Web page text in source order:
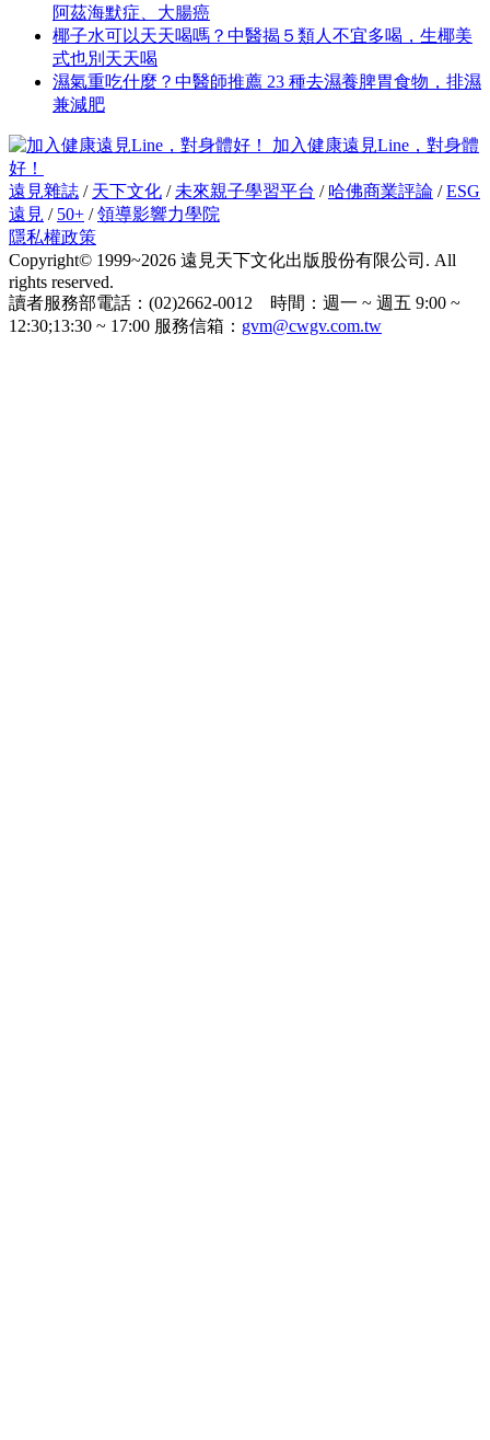
阿茲海默症、大腸癌
椰子水可以天天喝嗎？中醫揭５類人不宜多喝，生椰美
式也別天天喝
濕氣重吃什麼？中醫師推薦 23 種去濕養脾胃食物，排濕
兼減肥
加入健康遠見Line，對身體
好！
遠見雜誌 / 天下文化 / 未來親子學習平台 / 哈佛商業評論 /ESG
遠見 / 50+ /領導影響力學院
隱私權政策
Copyright© 1999~2026 遠見天下文化出版股份有限公司. All
rights reserved.
讀者服務部電話：(02)2662-0012 時間：週一 ~ 週五 9:00 ~
12:30;13:30 ~ 17:00 服務信箱： gvm@cwgv.com.tw